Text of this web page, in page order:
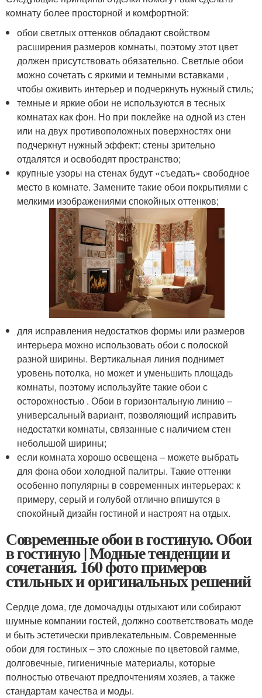
комнату более просторной и комфортной:
обои светлых оттенков обладают свойством
расширения размеров комнаты, поэтому этот цвет
должен присутствовать обязательно. Светлые обои
можно сочетать с яркими и темными вставками ,
чтобы оживить интерьер и подчеркнуть нужный стиль;
темные и яркие обои не используются в тесных
комнатах как фон. Но при поклейке на одной из стен
или на двух противоположных поверхностях они
подчеркнут нужный эффект: стены зрительно
отдалятся и освободят пространство;
крупные узоры на стенах будут «съедать» свободное
место в комнате. Замените такие обои покрытиями с
мелкими изображениями спокойных оттенков;
для исправления недостатков формы или размеров
интерьера можно использовать обои с полоской
разной ширины. Вертикальная линия поднимет
уровень потолка, но может и уменьшить площадь
комнаты, поэтому используйте такие обои с
осторожностью . Обои в горизонтальную линию –
универсальный вариант, позволяющий исправить
недостатки комнаты, связанные с наличием стен
небольшой ширины;
если комната хорошо освещена – можете выбрать
для фона обои холодной палитры. Такие оттенки
особенно популярны в современных интерьерах: к
примеру, серый и голубой отлично впишутся в
спокойный дизайн гостиной и настроят на отдых.
Современные обои в гостиную. Обои
в гостиную | Модные тенденции и
сочетания. 160 фото примеров
стильных и оригинальных решений
Сердце дома, где домочадцы отдыхают или собирают
шумные компании гостей, должно соответствовать моде
и быть эстетически привлекательным. Современные
обои для гостиных – это сложные по цветовой гамме,
долговечные, гигиеничные материалы, которые
полностью отвечают предпочтениям хозяев, а также
стандартам качества и моды.